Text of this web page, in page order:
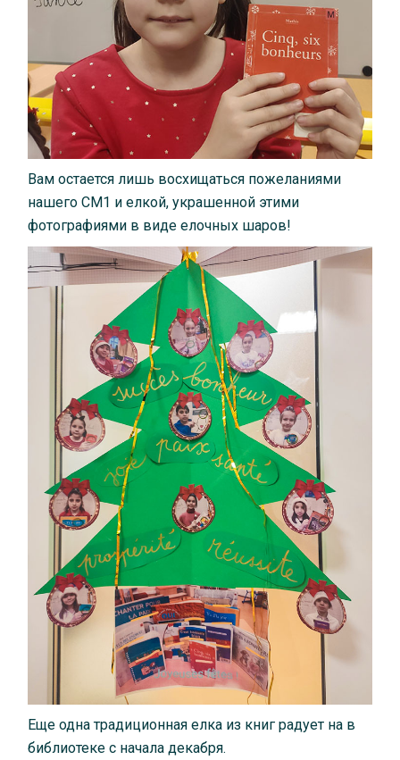
Вам остается лишь восхищаться пожеланиями
нашего СМ1 и елкой, украшенной этими
фотографиями в виде елочных шаров!
Еще одна традиционная елка из книг радует на в
библиотеке с начала декабря.